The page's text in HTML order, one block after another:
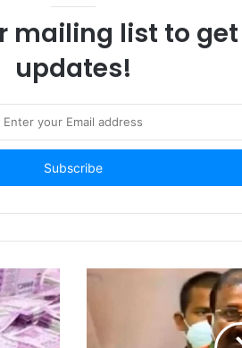
mailing list to
updates!